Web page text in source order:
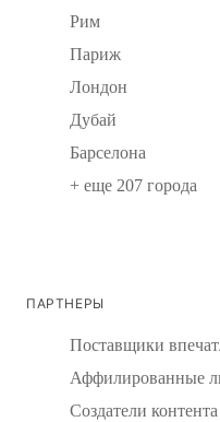
Рим
Париж
Лондон
Дубай
Барселона
+ еще 207 города
ПАРТНЕРЫ
Поставщики
Аффилированные
Создатели